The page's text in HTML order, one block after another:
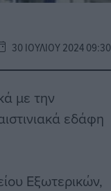
30 ΙΟΥΛΊΟΥ 2024 09:30
με την
εδάφη
Εξωτερικών,